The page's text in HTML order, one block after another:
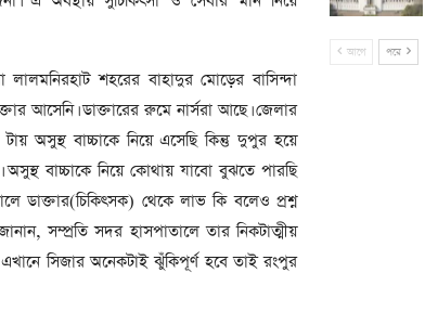
লালমনিরহাট শহরের বাহাদুর মোড়ের বাসিন্দা
আসেনি। ডাক্তারের রুমে নার্সরা আছে। জেলার
অসুস্থ বাচ্চাকে নিয়ে এসেছি কিন্তু দুপুর হয়ে
বাচ্চাকে নিয়ে কোথায় যাবো বুঝতে পারছি
ডাক্তার(চিকিৎসক) থেকে লাভ কি বলেও প্রশ্ন
সম্প্রতি সদর হাসপাতালে তার নিকটাত্মীয়
সিজার অনেকটাই ঝুঁকিপূর্ণ হবে তাই রংপুর
আগে পরে